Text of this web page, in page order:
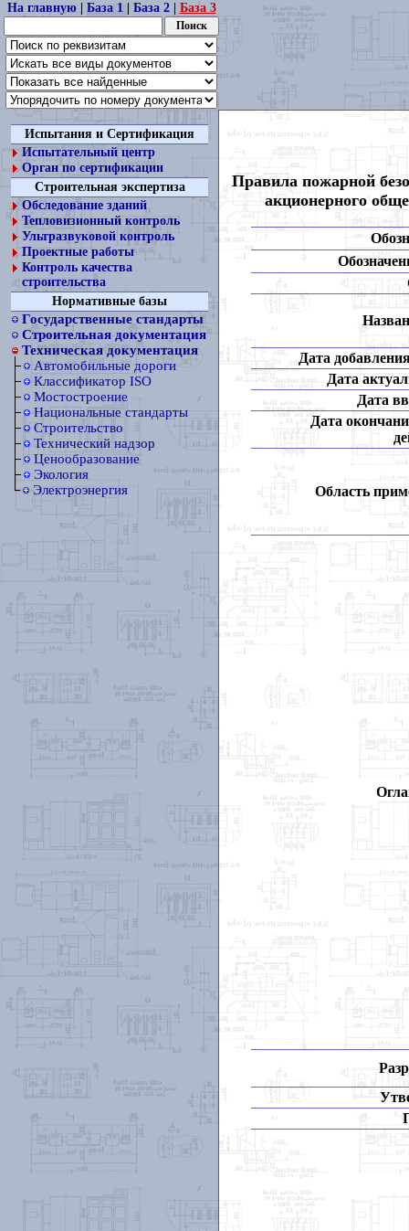
На главную| База 1| База 2| База 3
Испытания и Сертификация
Испытательный центр
Орган по сертификации
Строительная экспертиза
Обследование зданий
Тепловизионный контроль
Ультразвуковой контроль
Проектные работы
Контроль качества
строительства
Нормативные базы
Государственные стандарты
Строительная документация
Техническая документация
Автомобильные дороги
Классификатор ISO
Мостостроение
Национальные стандарты
Строительство
Технический надзор
Ценообразование
Экология
Электроэнергия
Правила пожарной
акционерного
Дата
Дата
Дата
Дата
Область